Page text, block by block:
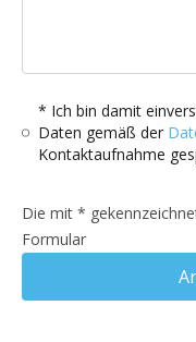
* Ich bin damit
Daten gemäß der
Kontaktaufnahme
Die mit *
Formular